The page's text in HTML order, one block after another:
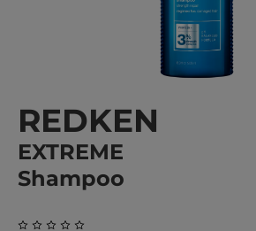
REDKEN
EXTREME
Shampoo